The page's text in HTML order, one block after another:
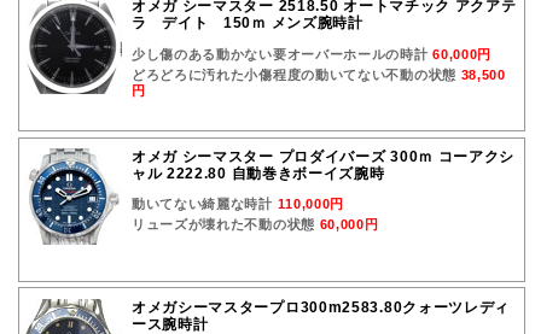
オメガ シーマスター 2518.50 オートマチック アクアテ
ラ デイト 150ｍ メンズ腕時計
少し傷のある動かない要オーバーホールの時計60,000円
どろどろに汚れた小傷程度の動いてない不動の状態 38,500
円
オメガ シーマスター プロダイバーズ 300ｍ コーアクシ
ャル 2222.80 自動巻きボーイズ腕時
動いてない綺麗な時計 110,000円
リューズが壊れた不動の状態 60,000円
オメガシーマスタープロ300m2583.80クォーツレディ
ース腕時計